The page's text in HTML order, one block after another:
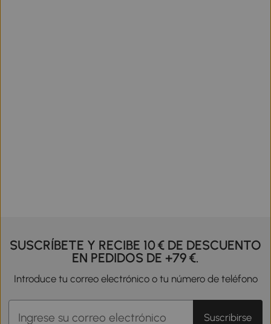
SUSCRÍBETE Y RECIBE 10 € DE DESCUENTO
EN PEDIDOS DE +79 €.
Introduce tu correo electrónico o tu número de teléfono
Suscribirse